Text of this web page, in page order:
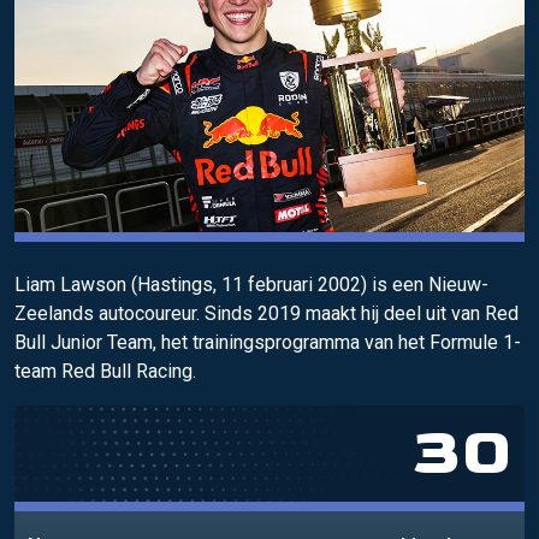
Liam Lawson (Hastings, 11 februari 2002) is een Nieuw-
Zeelands autocoureur. Sinds 2019 maakt hij deel uit van Red
Bull Junior Team, het trainingsprogramma van het Formule 1-
team Red Bull Racing.
30